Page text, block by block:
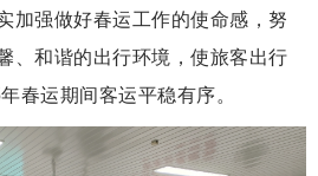
加强做好春运工作的使命感，努
、和谐的出行环境，使旅客出行
春运期间客运平稳有序。